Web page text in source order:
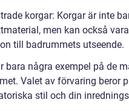
korgar: Korgar är inte
men kan också
till badrummets utseende.
bara några exempel på de
Valet av förvaring beror
stil och din